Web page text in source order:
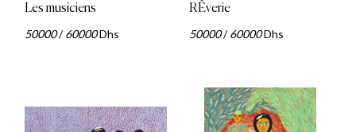
Les musiciens
50000/60000Dhs
RÊverie
50000/60000Dhs